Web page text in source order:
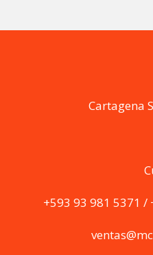
Cartagena
+593 93 981 5371 /